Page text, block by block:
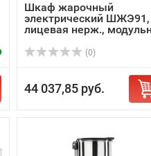
Шкаф жарочный
электрический ШЖЭ91,
лицевая нерж.,
(0)
44 037,85 руб.